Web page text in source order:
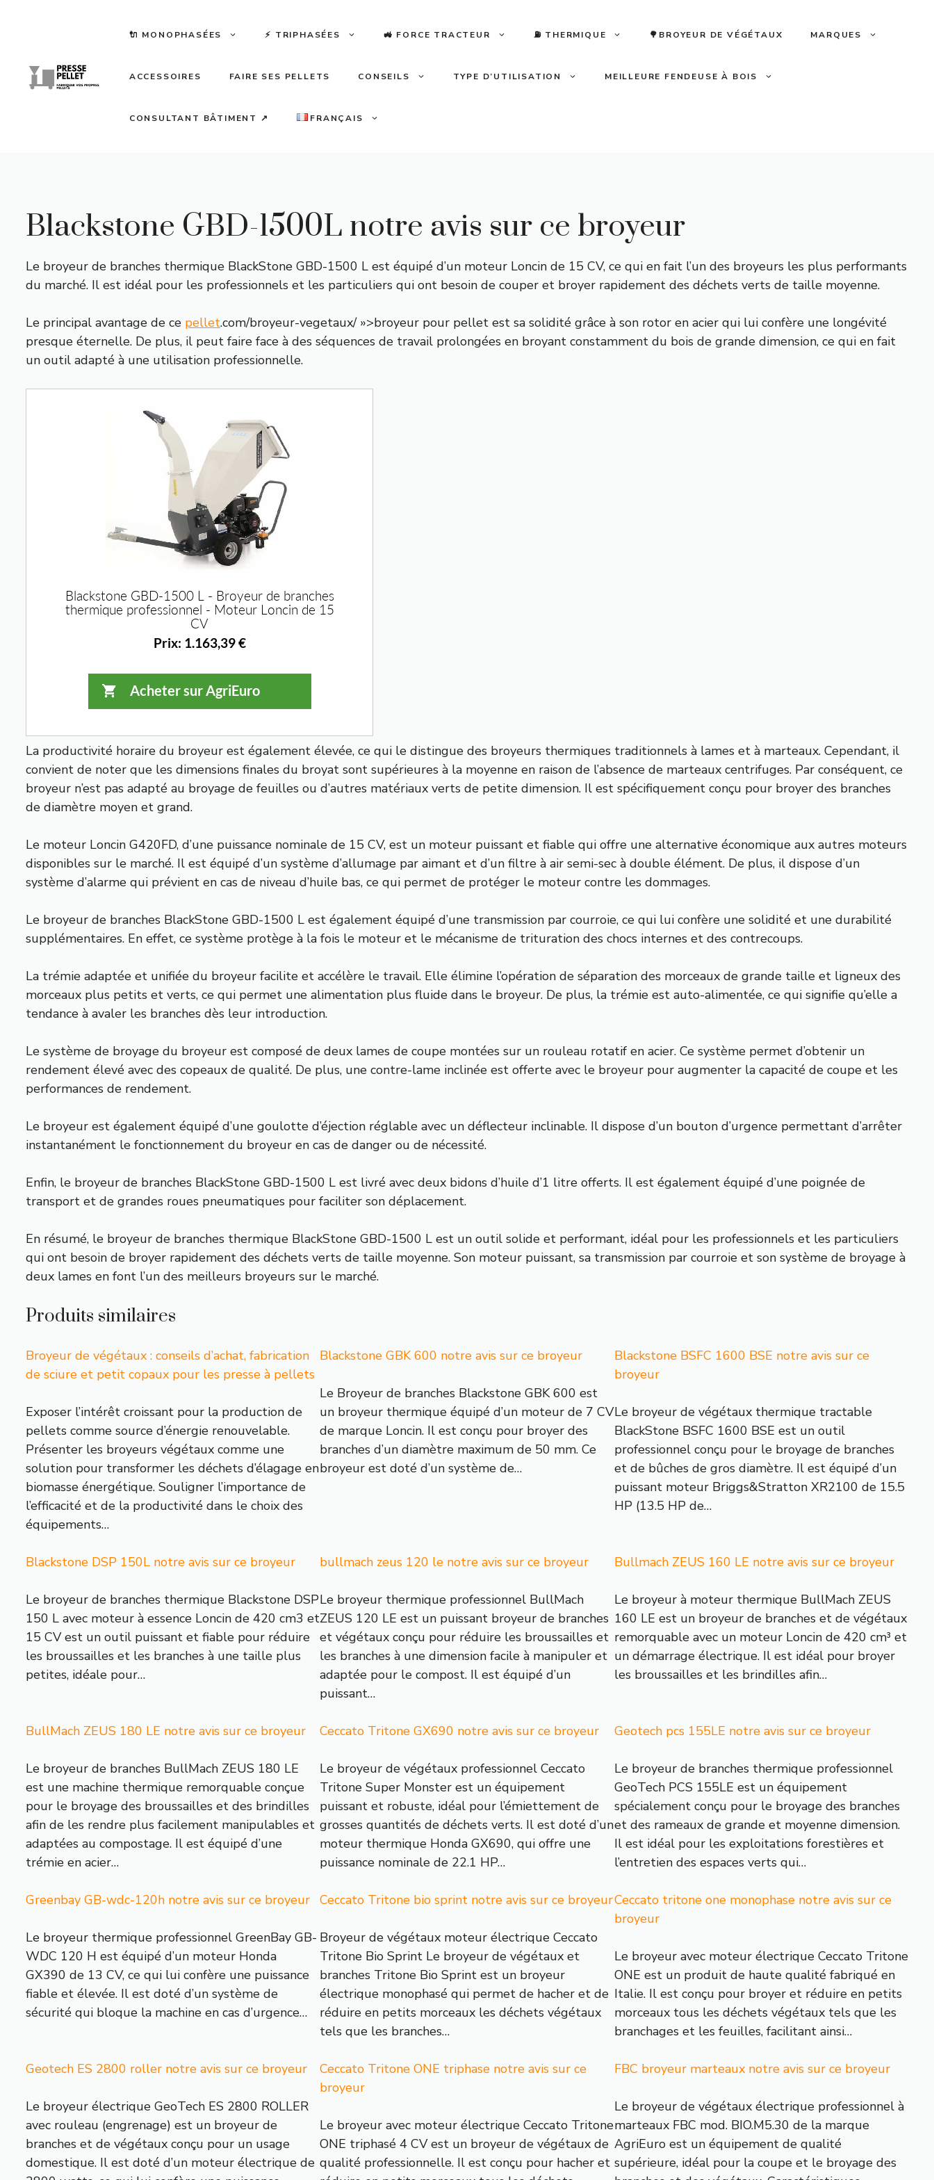
🔌 MONOPHASÉES ⚡️ TRIPHASÉES 🚜 FORCE TRACTEUR ⛽️ THERMIQUE 🌳BROYEUR DE VÉGÉTAUX MARQUES
ACCESSOIRES FAIRE SES PELLETS CONSEILS TYPE D’UTILISATION MEILLEURE FENDEUSE À BOIS
CONSULTANT BÂTIMENT ↗ FRANÇAIS
Blackstone GBD-1500L notre avis sur ce broyeur
Le broyeur de branches thermique BlackStone GBD-1500 L est équipé d’un moteur Loncin de 15 CV, ce qui en fait l’un des broyeurs les plus performants
du marché. Il est idéal pour les professionnels et les particuliers qui ont besoin de couper et broyer rapidement des déchets verts de taille moyenne.
Le principal avantage de ce pellet.com/broyeur-vegetaux/ »>broyeur pour pellet est sa solidité grâce à son rotor en acier qui lui confère une longévité
presque éternelle. De plus, il peut faire face à des séquences de travail prolongées en broyant constamment du bois de grande dimension, ce qui en fait
un outil adapté à une utilisation professionnelle.
La productivité horaire du broyeur est également élevée, ce qui le distingue des broyeurs thermiques traditionnels à lames et à marteaux. Cependant, il
convient de noter que les dimensions finales du broyat sont supérieures à la moyenne en raison de l’absence de marteaux centrifuges. Par conséquent, ce
broyeur n’est pas adapté au broyage de feuilles ou d’autres matériaux verts de petite dimension. Il est spécifiquement conçu pour broyer des branches
de diamètre moyen et grand.
Le moteur Loncin G420FD, d’une puissance nominale de 15 CV, est un moteur puissant et fiable qui offre une alternative économique aux autres moteurs
disponibles sur le marché. Il est équipé d’un système d’allumage par aimant et d’un filtre à air semi-sec à double élément. De plus, il dispose d’un
système d’alarme qui prévient en cas de niveau d’huile bas, ce qui permet de protéger le moteur contre les dommages.
Le broyeur de branches BlackStone GBD-1500 L est également équipé d’une transmission par courroie, ce qui lui confère une solidité et une durabilité
supplémentaires. En effet, ce système protège à la fois le moteur et le mécanisme de trituration des chocs internes et des contrecoups.
La trémie adaptée et unifiée du broyeur facilite et accélère le travail. Elle élimine l’opération de séparation des morceaux de grande taille et ligneux des
morceaux plus petits et verts, ce qui permet une alimentation plus fluide dans le broyeur. De plus, la trémie est auto-alimentée, ce qui signifie qu’elle a
tendance à avaler les branches dès leur introduction.
Le système de broyage du broyeur est composé de deux lames de coupe montées sur un rouleau rotatif en acier. Ce système permet d’obtenir un
rendement élevé avec des copeaux de qualité. De plus, une contre-lame inclinée est offerte avec le broyeur pour augmenter la capacité de coupe et les
performances de rendement.
Le broyeur est également équipé d’une goulotte d’éjection réglable avec un déflecteur inclinable. Il dispose d’un bouton d’urgence permettant d’arrêter
instantanément le fonctionnement du broyeur en cas de danger ou de nécessité.
Enfin, le broyeur de branches BlackStone GBD-1500 L est livré avec deux bidons d’huile d’1 litre offerts. Il est également équipé d’une poignée de
transport et de grandes roues pneumatiques pour faciliter son déplacement.
En résumé, le broyeur de branches thermique BlackStone GBD-1500 L est un outil solide et performant, idéal pour les professionnels et les particuliers
qui ont besoin de broyer rapidement des déchets verts de taille moyenne. Son moteur puissant, sa transmission par courroie et son système de broyage à
deux lames en font l’un des meilleurs broyeurs sur le marché.
Produits similaires
Broyeur de végétaux : conseils d’achat, fabrication
de sciure et petit copaux pour les presse à pellets
Exposer l’intérêt croissant pour la production de
pellets comme source d’énergie renouvelable.
Présenter les broyeurs végétaux comme une
solution pour transformer les déchets d’élagage en
biomasse énergétique. Souligner l’importance de
l’efficacité et de la productivité dans le choix des
équipements…
Blackstone GBK 600 notre avis sur ce broyeur
Le Broyeur de branches Blackstone GBK 600 est
un broyeur thermique équipé d’un moteur de 7 CV
de marque Loncin. Il est conçu pour broyer des
branches d’un diamètre maximum de 50 mm. Ce
broyeur est doté d’un système de…
Blackstone BSFC 1600 BSE notre avis sur ce
broyeur
Le broyeur de végétaux thermique tractable
BlackStone BSFC 1600 BSE est un outil
professionnel conçu pour le broyage de branches
et de bûches de gros diamètre. Il est équipé d’un
puissant moteur Briggs&Stratton XR2100 de 15.5
HP (13.5 HP de…
Blackstone DSP 150L notre avis sur ce broyeur
Le broyeur de branches thermique Blackstone DSP
150 L avec moteur à essence Loncin de 420 cm3 et
15 CV est un outil puissant et fiable pour réduire
les broussailles et les branches à une taille plus
petites, idéale pour…
bullmach zeus 120 le notre avis sur ce broyeur
Le broyeur thermique professionnel BullMach
ZEUS 120 LE est un puissant broyeur de branches
et végétaux conçu pour réduire les broussailles et
les branches à une dimension facile à manipuler et
adaptée pour le compost. Il est équipé d’un
puissant…
Bullmach ZEUS 160 LE notre avis sur ce broyeur
Le broyeur à moteur thermique BullMach ZEUS
160 LE est un broyeur de branches et de végétaux
remorquable avec un moteur Loncin de 420 cm³ et
un démarrage électrique. Il est idéal pour broyer
les broussailles et les brindilles afin…
BullMach ZEUS 180 LE notre avis sur ce broyeur
Le broyeur de branches BullMach ZEUS 180 LE
est une machine thermique remorquable conçue
pour le broyage des broussailles et des brindilles
afin de les rendre plus facilement manipulables et
adaptées au compostage. Il est équipé d’une
trémie en acier…
Ceccato Tritone GX690 notre avis sur ce broyeur
Le broyeur de végétaux professionnel Ceccato
Tritone Super Monster est un équipement
puissant et robuste, idéal pour l’émiettement de
grosses quantités de déchets verts. Il est doté d’un
moteur thermique Honda GX690, qui offre une
puissance nominale de 22.1 HP…
Geotech pcs 155LE notre avis sur ce broyeur
Le broyeur de branches thermique professionnel
GeoTech PCS 155LE est un équipement
spécialement conçu pour le broyage des branches
et des rameaux de grande et moyenne dimension.
Il est idéal pour les exploitations forestières et
l’entretien des espaces verts qui…
Greenbay GB-wdc-120h notre avis sur ce broyeur
Le broyeur thermique professionnel GreenBay GB-
WDC 120 H est équipé d’un moteur Honda
GX390 de 13 CV, ce qui lui confère une puissance
fiable et élevée. Il est doté d’un système de
sécurité qui bloque la machine en cas d’urgence…
Ceccato Tritone bio sprint notre avis sur ce broyeur
Broyeur de végétaux moteur électrique Ceccato
Tritone Bio Sprint Le broyeur de végétaux et
branches Tritone Bio Sprint est un broyeur
électrique monophasé qui permet de hacher et de
réduire en petits morceaux les déchets végétaux
tels que les branches…
Ceccato tritone one monophase notre avis sur ce
broyeur
Le broyeur avec moteur électrique Ceccato Tritone
ONE est un produit de haute qualité fabriqué en
Italie. Il est conçu pour broyer et réduire en petits
morceaux tous les déchets végétaux tels que les
branchages et les feuilles, facilitant ainsi…
Geotech ES 2800 roller notre avis sur ce broyeur
Le broyeur électrique GeoTech ES 2800 ROLLER
avec rouleau (engrenage) est un broyeur de
branches et de végétaux conçu pour un usage
domestique. Il est doté d’un moteur électrique de
Ceccato Tritone ONE triphase notre avis sur ce
broyeur
Le broyeur avec moteur électrique Ceccato Tritone
ONE triphasé 4 CV est un broyeur de végétaux de
qualité professionnelle. Il est conçu pour hacher et
FBC broyeur marteaux notre avis sur ce broyeur
Le broyeur de végétaux électrique professionnel à
marteaux FBC mod. BIO.M5.30 de la marque
AgriEuro est un équipement de qualité
supérieure, idéal pour la coupe et le broyage des